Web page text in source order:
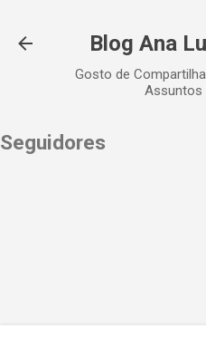
Blog Ana
Gosto de
Assuntos
Seguidores